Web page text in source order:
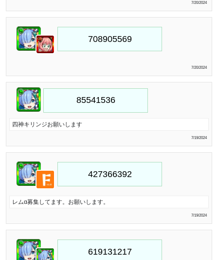
7/20/2024
7/20/2024
四神キリンジお願いします
7/19/2024
レムα募集してます。お願いします。
7/19/2024